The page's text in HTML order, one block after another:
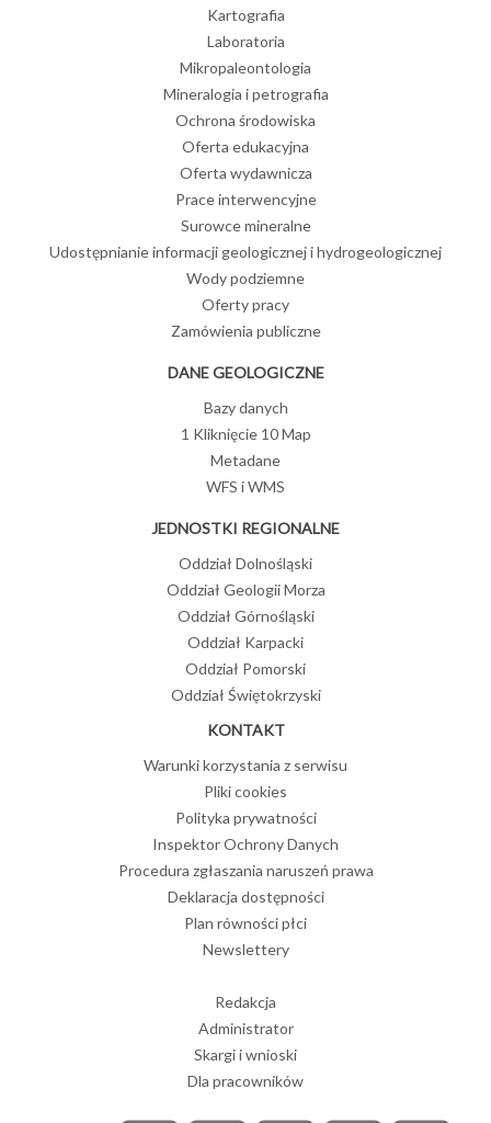
Kartografia
Laboratoria
Mikropaleontologia
Mineralogia i petrografia
Ochrona środowiska
Oferta edukacyjna
Oferta wydawnicza
Prace interwencyjne
Surowce mineralne
Udostępnianie informacji geologicznej i hydrogeologicznej
Wody podziemne
Oferty pracy
Zamówienia publiczne
DANE GEOLOGICZNE
Bazy danych
1 Kliknięcie 10 Map
Metadane
WFS i WMS
JEDNOSTKI REGIONALNE
Oddział Dolnośląski
Oddział Geologii Morza
Oddział Górnośląski
Oddział Karpacki
Oddział Pomorski
Oddział Świętokrzyski
KONTAKT
Warunki korzystania z serwisu
Pliki cookies
Polityka prywatności
Inspektor Ochrony Danych
Procedura zgłaszania naruszeń prawa
Deklaracja dostępności
Plan równości płci
Newslettery
Redakcja
Administrator
Skargi i wnioski
Dla pracowników